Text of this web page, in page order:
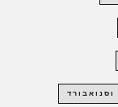
וסנואבורד